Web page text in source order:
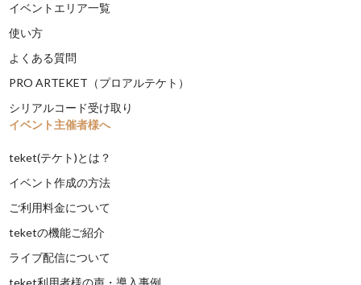
イベントエリア一覧
使い方
よくある質問
PRO ARTEKET（プロアルテケト）
シリアルコード受け取り
イベント主催者様へ
teket(テケト)とは？
イベント作成の方法
ご利用料金について
teketの機能ご紹介
ライブ配信について
teket利用者様の声・導入事例